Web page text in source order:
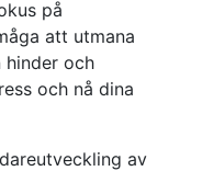
på
att utmana
hinder och
och nå dina
av